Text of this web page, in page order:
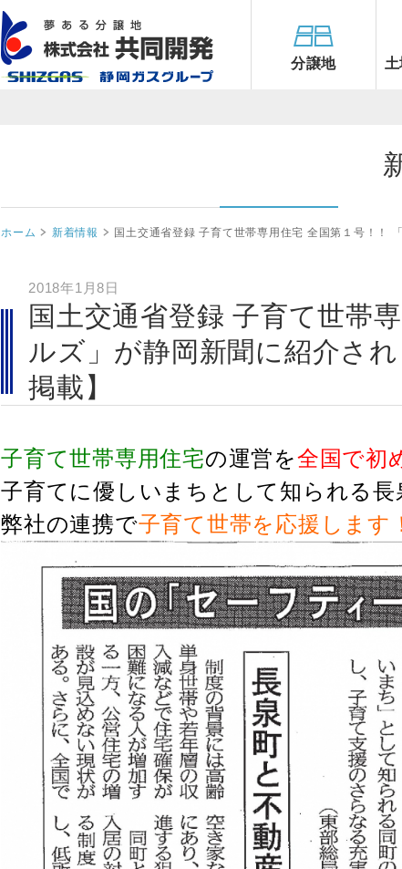
分譲地
ホーム 新着情報 国土交通省登録 子育て世帯専用住宅 全国第１号！！
2018年1月8日
国土交通省登録 子育て世帯
ルズ」が静岡新聞に紹介さ
掲載】
子育て世帯専用住宅の運営を全国で初
子育てに優しいまちとして知られる長
弊社の連携で子育て世帯を応援します